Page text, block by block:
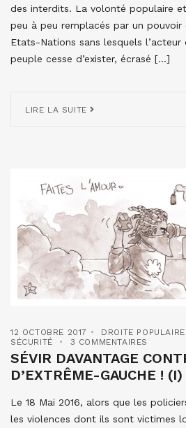
des interdits. La volonté populaire
peu à peu remplacés par un pouvoir
Etats-Nations sans lesquels
peuple cesse d’exister, écrasé […]
LIRE LA SUITE
12 OCTOBRE 2017 DROITE POPULAIRE
SÉCURITÉ
3 COMMENTAIRES
SÉVIR DAVANTAGE
D’EXTRÊME-GAUCHE ! (I)
Le 18 Mai 2016, alors que les
les violences dont ils sont victimes